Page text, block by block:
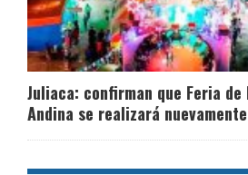
Juliaca: confirman que Feria
Andina se realizará